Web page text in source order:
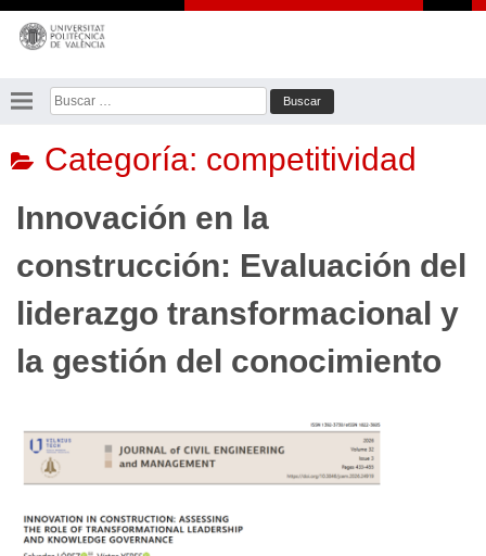
Saltar
contenido
Buscar:
Categoría: competitividad
Innovación en la
construcción: Evaluación del
liderazgo transformacional y
la gestión del conocimiento